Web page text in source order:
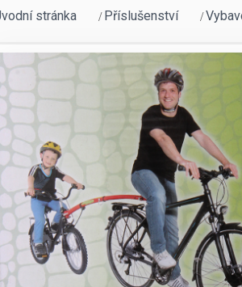
stránka Příslušenství